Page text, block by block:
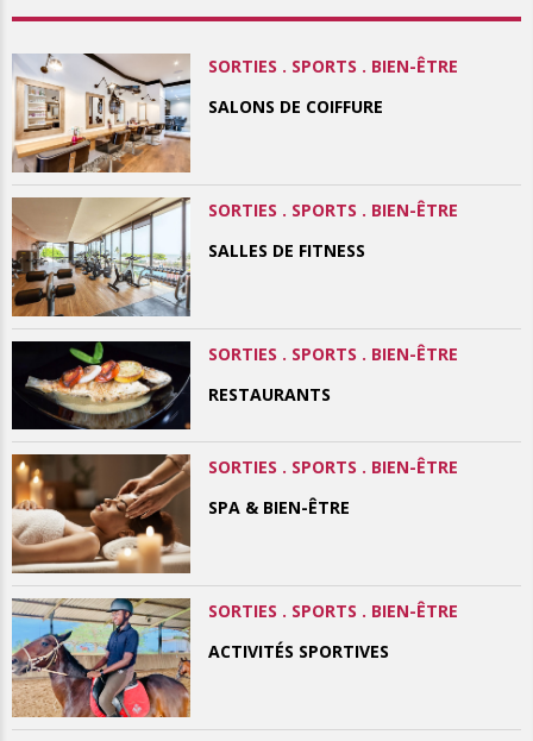
SORTIES . SPORTS . BIEN-ÊTRE
SALONS DE COIFFURE
SORTIES . SPORTS . BIEN-ÊTRE
SALLES DE FITNESS
SORTIES . SPORTS . BIEN-ÊTRE
RESTAURANTS
SORTIES . SPORTS . BIEN-ÊTRE
SPA & BIEN-ÊTRE
SORTIES . SPORTS . BIEN-ÊTRE
ACTIVITÉS SPORTIVES